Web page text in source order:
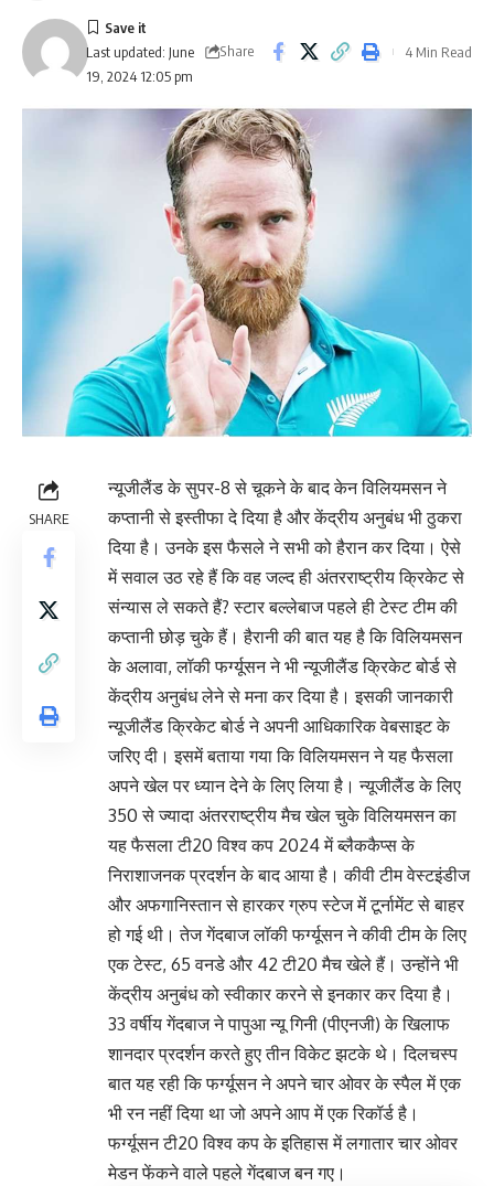
Last updated: June
19, 2024 12:05 pm
Share 4 Min Read
SHARE
न्यूजीलैंड के सुपर-8 से चूकने के बाद केन विलियमसन ने
कप्तानी से इस्तीफा दे दिया है और केंद्रीय अनुबंध भी ठुकरा
दिया है। उनके इस फैसले ने सभी को हैरान कर दिया। ऐसे
में सवाल उठ रहे हैं कि वह जल्द ही अंतरराष्ट्रीय क्रिकेट से
संन्यास ले सकते हैं? स्टार बल्लेबाज पहले ही टेस्ट टीम की
कप्तानी छोड़ चुके हैं। हैरानी की बात यह है कि विलियमसन
के अलावा, लॉकी फर्ग्यूसन ने भी न्यूजीलैंड क्रिकेट बोर्ड से
केंद्रीय अनुबंध लेने से मना कर दिया है। इसकी जानकारी
न्यूजीलैंड क्रिकेट बोर्ड ने अपनी आधिकारिक वेबसाइट के
जरिए दी। इसमें बताया गया कि विलियमसन ने यह फैसला
अपने खेल पर ध्यान देने के लिए लिया है। न्यूजीलैंड के लिए
350 से ज्यादा अंतरराष्ट्रीय मैच खेल चुके विलियमसन का
यह फैसला टी20 विश्व कप 2024 में ब्लैककैप्स के
निराशाजनक प्रदर्शन के बाद आया है। कीवी टीम वेस्टइंडीज
और अफगानिस्तान से हारकर ग्रुप स्टेज में टूर्नामेंट से बाहर
हो गई थी। तेज गेंदबाज लॉकी फर्ग्यूसन ने कीवी टीम के लिए
एक टेस्ट, 65 वनडे और 42 टी20 मैच खेले हैं। उन्होंने भी
केंद्रीय अनुबंध को स्वीकार करने से इनकार कर दिया है।
33 वर्षीय गेंदबाज ने पापुआ न्यू गिनी (पीएनजी) के खिलाफ
शानदार प्रदर्शन करते हुए तीन विकेट झटके थे। दिलचस्प
बात यह रही कि फर्ग्यूसन ने अपने चार ओवर के स्पैल में एक
भी रन नहीं दिया था जो अपने आप में एक रिकॉर्ड है।
फर्ग्यूसन टी20 विश्व कप के इतिहास में लगातार चार ओवर
मेडन फेंकने वाले पहले गेंदबाज बन गए।